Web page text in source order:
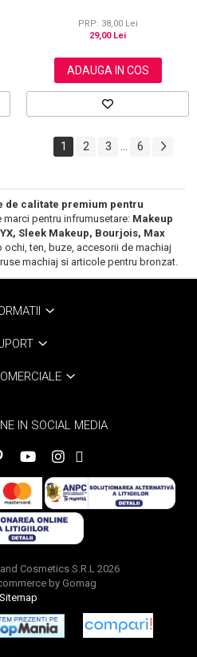
PRP: 38,00 Lei
29,00 Lei
ADAUGA IN COS
1 2 3 ... 6
de calitate premium pentru
pentru infrumusetare: Makeup
Sleek Makeup, Bourjois, Max
ochi, ten, buze, accesorii de machiaj
machiaj si articole pentru bronzat.
IN SOCIAL MEDIA
Cosmetics S.R.L 2026
by Gomag
Sitemap